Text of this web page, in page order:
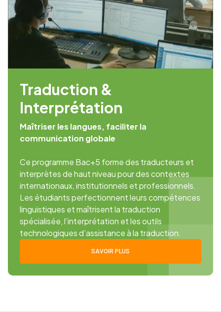
Traduction &
Interprétation
Maîtriser les langues, faciliter la
communication globale
Ce programme Bac+5 forme des traducteurs et
interprètes de haut niveau pour des contextes
internationaux, institutionnels et professionnels.
Les étudiants perfectionnent leurs compétences
linguistiques et maîtrisent la traduction
spécialisée, l’interprétation et les outils
technologiques d’assistance à la traduction.
SAVOIR PLUS